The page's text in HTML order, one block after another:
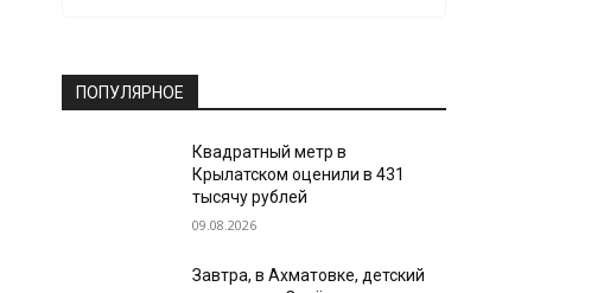
ПОПУЛЯРНОЕ
Квадратный метр в
Крылатском оценили в 431
тысячу рублей
09.08.2026
Завтра, в Ахматовке, детский